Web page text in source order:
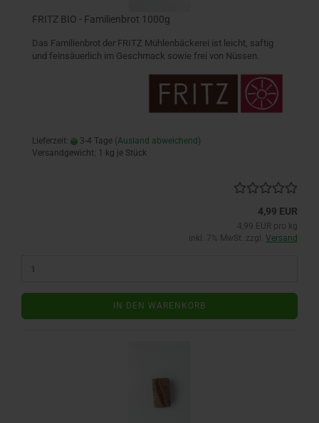
FRITZ BIO - Familienbrot 1000g
Das Familienbrot der FRITZ Mühlenbäckerei ist leicht, saftig
und feinsäuerlich im Geschmack sowie frei von Nüssen.
Lieferzeit: 3-4 Tage (Ausland abweichend)
Versandgewicht: 1 kg je Stück
4,99 EUR
4,99 EUR pro kg
inkl. 7% MwSt. zzgl. Versand
IN DEN WARENKORB